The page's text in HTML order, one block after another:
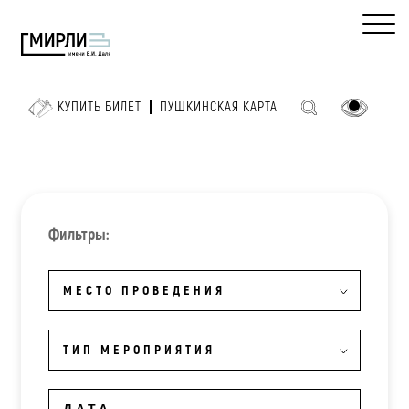
КУПИТЬ БИЛЕТ ПУШКИНСКАЯ КАРТА
Фильтры:
МЕСТО ПРОВЕДЕНИЯ
ТИП МЕРОПРИЯТИЯ